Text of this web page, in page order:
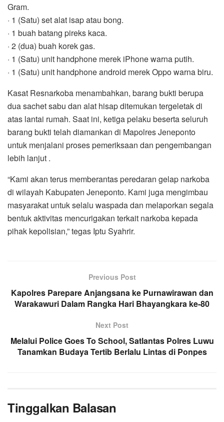
Gram.
· 1 (Satu) set alat isap atau bong.
· 1 buah batang pireks kaca.
· 2 (dua) buah korek gas.
· 1 (Satu) unit handphone merek iPhone warna putih.
· 1 (Satu) unit handphone android merek Oppo warna biru.
Kasat Resnarkoba menambahkan, barang bukti berupa
dua sachet sabu dan alat hisap ditemukan tergeletak di
atas lantai rumah. Saat ini, ketiga pelaku beserta seluruh
barang bukti telah diamankan di Mapolres Jeneponto
untuk menjalani proses pemeriksaan dan pengembangan
lebih lanjut .
“Kami akan terus memberantas peredaran gelap narkoba
di wilayah Kabupaten Jeneponto. Kami juga mengimbau
masyarakat untuk selalu waspada dan melaporkan segala
bentuk aktivitas mencurigakan terkait narkoba kepada
pihak kepolisian,” tegas Iptu Syahrir.
Previous Post
Kapolres Parepare Anjangsana ke Purnawirawan dan
Warakawuri Dalam Rangka Hari Bhayangkara ke-80
Next Post
Melalui Police Goes To School, Satlantas Polres Luwu
Tanamkan Budaya Tertib Berlalu Lintas di Ponpes
Tinggalkan Balasan